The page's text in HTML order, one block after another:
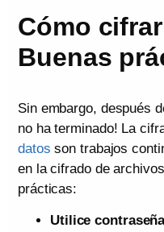
Cómo
Buenas
Sin embargo, después
no ha terminado! La
datos son trabajos
en la cifrado de
prácticas:
Utilice